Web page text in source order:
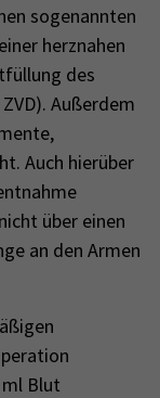
sogenannten
herznahen
des
Außerdem
Auch hierüber
über einen
an den Armen
Blut